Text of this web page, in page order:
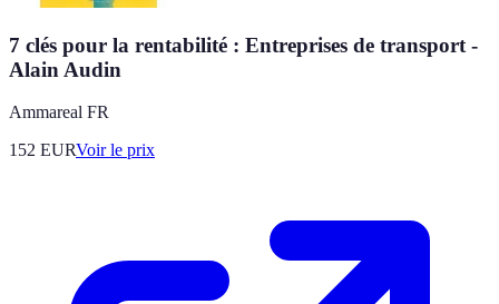
7 clés pour la rentabilité : Entreprises de transport -
Alain Audin
Ammareal FR
152 EURVoir le prix